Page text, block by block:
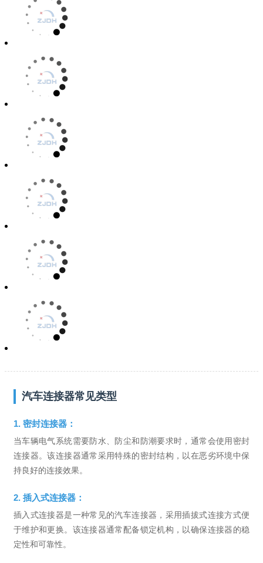
汽车连接器常见类型
1. 密封连接器：
当车辆电气系统需要防水、防尘和防潮要求时，通常会使用密封
连接器。该连接器通常采用特殊的密封结构，以在恶劣环境中保
持良好的连接效果。
2. 插入式连接器：
插入式连接器是一种常见的汽车连接器，采用插拔式连接方式便
于维护和更换。该连接器通常配备锁定机构，以确保连接器的稳
定性和可靠性。